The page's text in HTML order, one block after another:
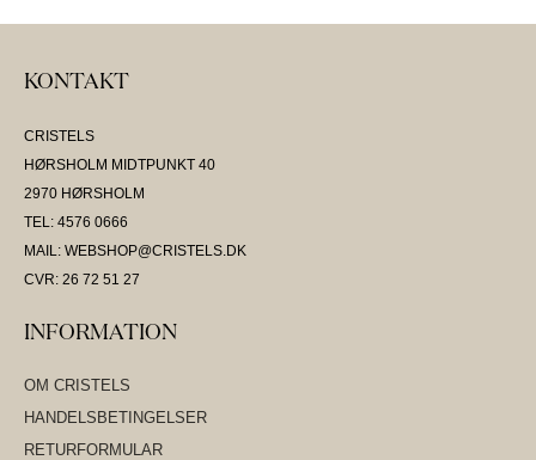
KONTAKT
CRISTELS
HØRSHOLM MIDTPUNKT 40
2970 HØRSHOLM
TEL: 4576 0666
MAIL: WEBSHOP@CRISTELS.DK
CVR: 26 72 51 27
INFORMATION
OM CRISTELS
HANDELSBETINGELSER
RETURFORMULAR